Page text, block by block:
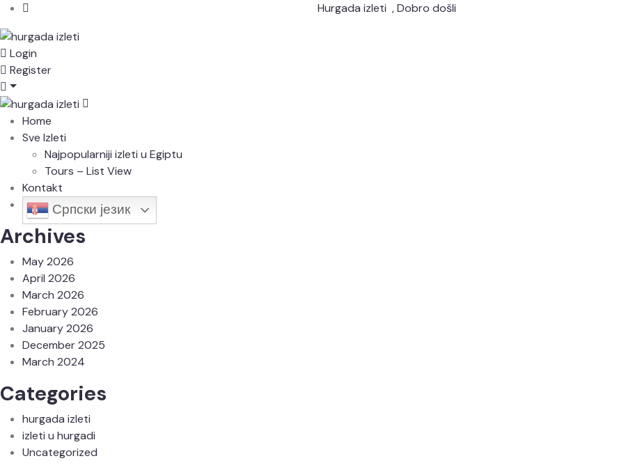
Hurgada izleti , Dobro došli
Login
Register
Home
Sve Izleti
Najpopularniji izleti u Egiptu
Tours – List View
Kontakt
Српски језик
Archives
May 2026
April 2026
March 2026
February 2026
January 2026
December 2025
March 2024
Categories
hurgada izleti
izleti u hurgadi
Uncategorized